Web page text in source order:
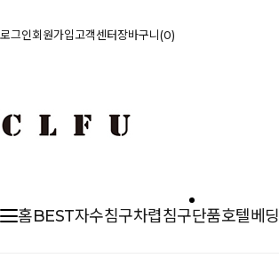
로그인회원가입고객센터장바구니 0
홈BEST자수침구차렵침구단품호텔베딩